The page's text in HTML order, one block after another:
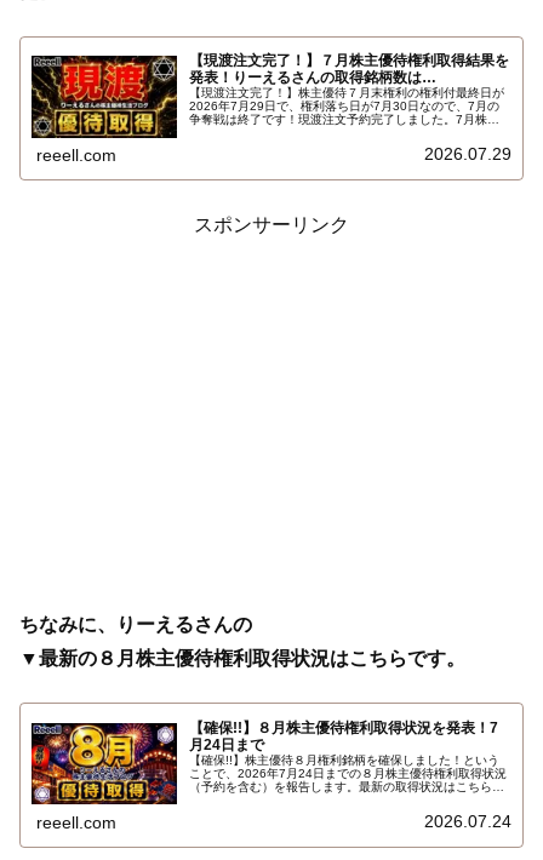
【現渡注文完了！】７月株主優待権利取得結果を
発表！りーえるさんの取得銘柄数は…
【現渡注文完了！】株主優待７月末権利の権利付最終日が
2026年7月29日で、権利落ち日が7月30日なので、7月の
争奪戦は終了です！現渡注文予約完了しました。7月株主
reeell.com 2026.07.29
スポンサーリンク
ちなみに、りーえるさんの
▼最新の８月株主優待権利取得状況はこちらです。
【確保!!】８月株主優待権利取得状況を発表！7
月24日まで
【確保!!】株主優待８月権利銘柄を確保しました！という
ことで、2026年7月24日までの８月株主優待権利取得状況
（予約を含む）を報告します。最新の取得状況はこちらで
reeell.com 2026.07.24